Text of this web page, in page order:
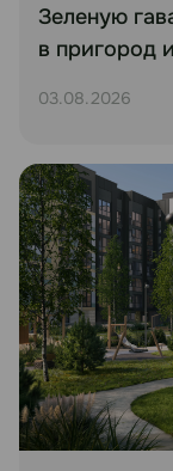
Зеленую
в пригород
03.08.2026